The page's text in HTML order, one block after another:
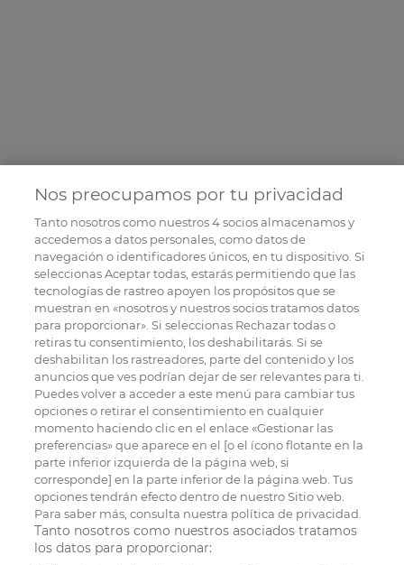
Nos preocupamos por tu privacidad
Tanto nosotros como nuestros4socios almacenamos y
accedemos a datos personales, como datos de
navegación o identificadores únicos, en tu dispositivo. Si
seleccionas Aceptar todas, estarás permitiendo que las
tecnologías de rastreo apoyen los propósitos que se
muestran en «nosotros y nuestros socios tratamos datos
para proporcionar». Si seleccionas Rechazar todas o
retiras tu consentimiento, los deshabilitarás. Si se
deshabilitan los rastreadores, parte del contenido y los
anuncios que ves podrían dejar de ser relevantes para ti.
Puedes volver a acceder a este menú para cambiar tus
opciones o retirar el consentimiento en cualquier
momento haciendo clic en el enlace «Gestionar las
preferencias» que aparece en el [o el ícono flotante en la
parte inferior izquierda de la página web, si
corresponde] en la parte inferior de la página web. Tus
opciones tendrán efecto dentro de nuestro Sitio web.
Para saber más, consulta nuestra política de privacidad.
Tanto nosotros como nuestros asociados tratamos
los datos para proporcionar: